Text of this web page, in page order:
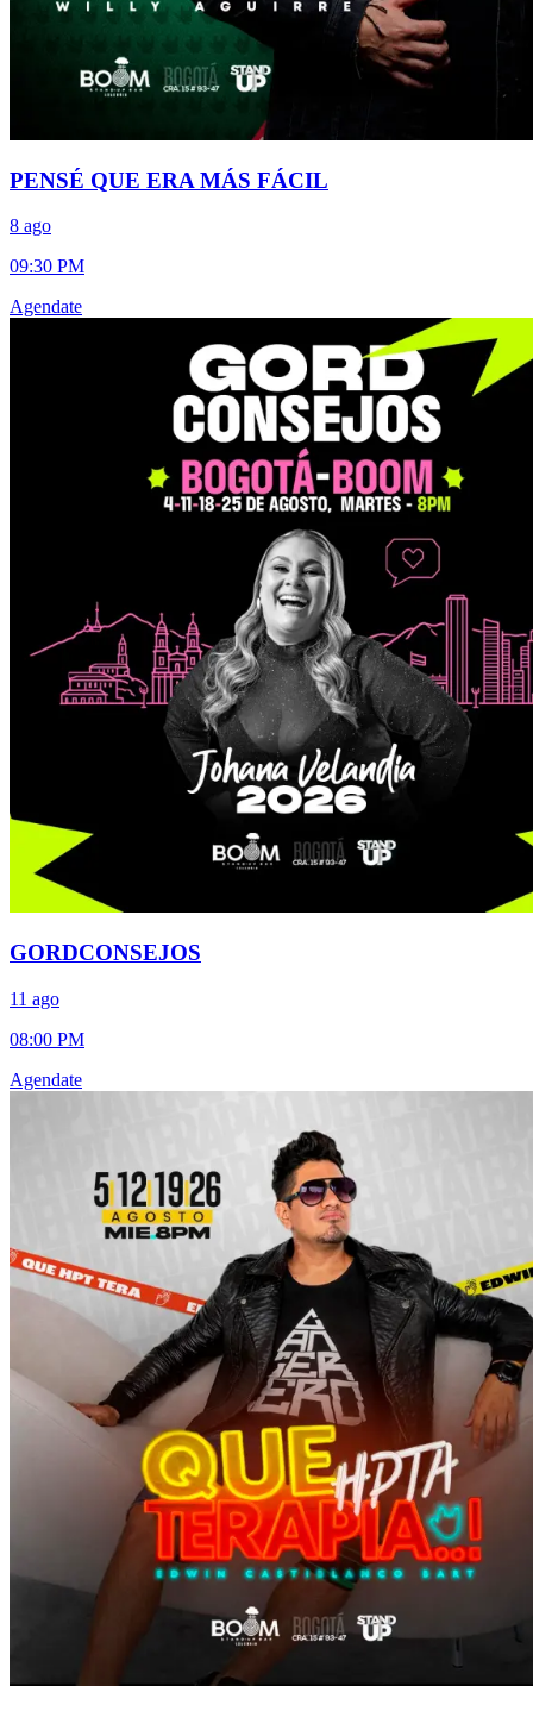
PENSÉ QUE ERA MÁS FÁCIL
8 ago
09:30 PM
Agendate
GORDCONSEJOS
11 ago
08:00 PM
Agendate